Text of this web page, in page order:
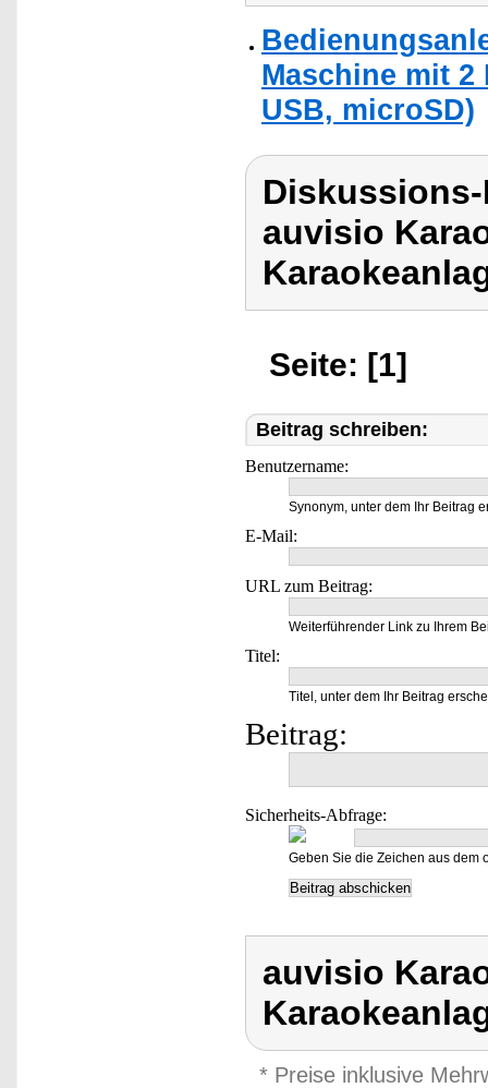
Maschine mit
USB, microSD)
auvisio
Seite: [1]
Beitrag schreiben:
Benutzername:
Synonym, unter dem Ihr Beitrag
E-Mail:
URL zum Beitrag:
Weiterführender Link zu Ihrem
Titel:
Titel, unter dem Ihr Beitrag
Beitrag:
Sicherheits-Abfrage:
Geben Sie die Zeichen aus dem
auvisio
* Preise inklusive